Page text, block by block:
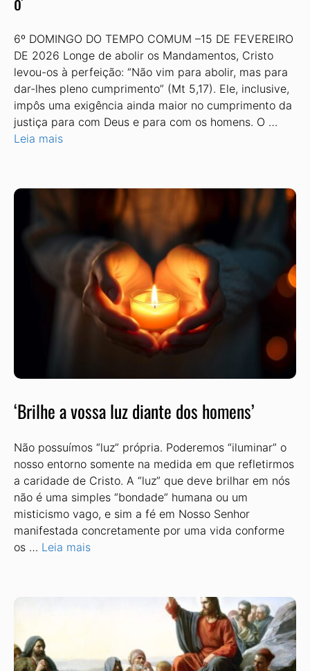
6º DOMINGO DO TEMPO COMUM –15 DE FEVEREIRO
DE 2026 Longe de abolir os Mandamentos, Cristo
levou-os à perfeição: “Não vim para abolir, mas para
dar-lhes pleno cumprimento” (Mt 5,17). Ele, inclusive,
impôs uma exigência ainda maior no cumprimento da
justiça para com Deus e para com os homens. O …
Leia mais
‘Brilhe a vossa luz diante dos homens’
Não possuímos “luz” própria. Poderemos “iluminar” o
nosso entorno somente na medida em que refletirmos
a caridade de Cristo. A “luz” que deve brilhar em nós
não é uma simples “bondade” humana ou um
misticismo vago, e sim a fé em Nosso Senhor
manifestada concretamente por uma vida conforme
os … Leia mais